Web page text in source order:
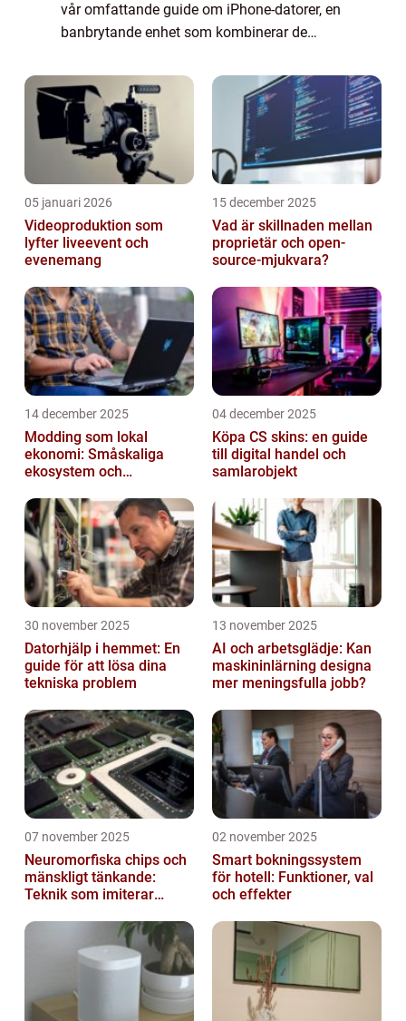
vår omfattande guide om iPhone-datorer, en
banbrytande enhet som kombinerar de
dator. I denna artikel kommer vi att utfors...
05 januari 2026
Videoproduktion som
lyfter liveevent och
evenemang
15 december 2025
Vad är skillnaden mellan
proprietär och open-
source-mjukvara?
14 december 2025
Modding som lokal
ekonomi: Småskaliga
ekosystem och
04 december 2025
Köpa CS skins: en guide
till digital handel och
samlarobjekt
30 november 2025
Datorhjälp i hemmet: En
guide för att lösa dina
tekniska problem
13 november 2025
AI och arbetsglädje: Kan
maskininlärning designa
mer meningsfulla jobb?
07 november 2025
Neuromorfiska chips och
mänskligt tänkande:
Teknik som imiterar
02 november 2025
Smart bokningssystem
för hotell: Funktioner, val
och effekter